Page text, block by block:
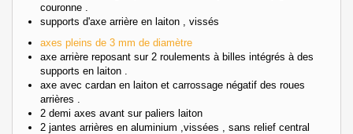
couronne .
supports d'axe arrière en laiton , vissés
axes pleins de 3 mm de diamètre
axe arrière reposant sur 2 roulements à billes intégrés à des
supports en laiton .
axe avec cardan en laiton et carrossage négatif des roues
arrières .
2 demi axes avant sur paliers laiton
2 jantes arrières en aluminium ,vissées , sans relief central